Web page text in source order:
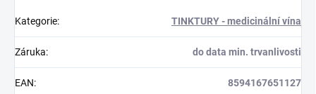
Kategorie: TINKTURY - medicinální vína
Záruka: do data min. trvanlivosti
EAN: 8594167651127